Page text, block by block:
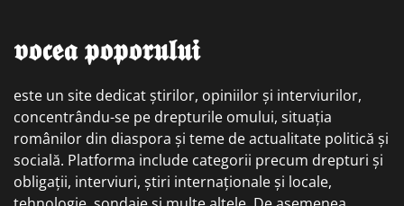
𝖛𝖔𝖈𝖊𝖆 𝖕𝖔𝖕𝖔𝖗𝖚𝖑𝖚𝖎
este un site dedicat știrilor, opiniilor și interviurilor,
concentrându-se pe drepturile omului, situația
românilor din diaspora și teme de actualitate politică și
socială. Platforma include categorii precum drepturi și
obligații, interviuri, știri internaționale și locale,